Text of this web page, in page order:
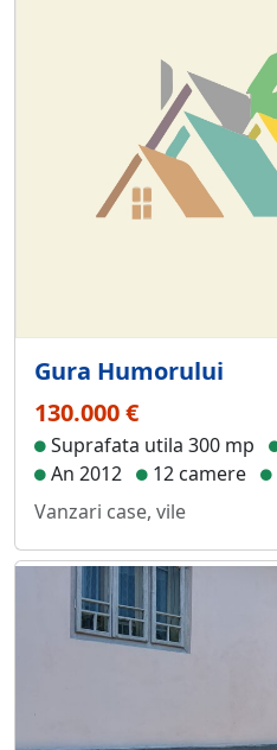
Gura Humorului
130.000 €
Suprafata utila 300 mp
An 2012
12 camere
Vanzari case, vile